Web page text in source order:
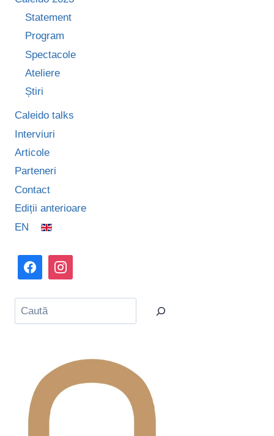
Statement
Program
Spectacole
Ateliere
Știri
Caleido talks
Interviuri
Articole
Parteneri
Contact
Ediții anterioare
EN
Caută